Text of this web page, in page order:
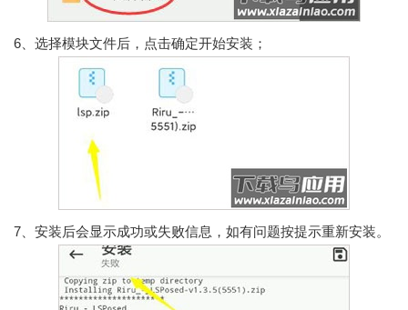
6、选择模块文件后，点击确定开始安装；
7、安装后会显示成功或失败信息，如有问题按提示重新安装。